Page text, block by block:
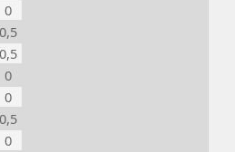
0
0,5
0,5
0
0
0,5
0